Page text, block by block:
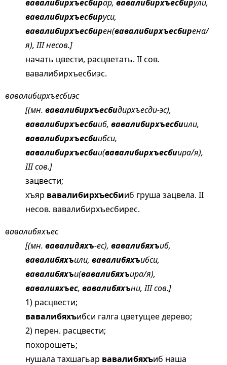
вавалибирхъесбирар, вавалибирхъесбирули,
вавалибирхъесбируси,
вавалибирхъесбирен(вавалибирхъесбирена/
я), III несов.]
начать цвести, расцветать. II сов.
вавалибирхъесбиэс.
вавалибирхъесбиэс
[(мн. вавалибирхъесбидирхъесди-эс),
вавалибирхъесбииб, вавалибирхъесбиили,
вавалибирхъесбиибси,
вавалибирхъесбии(вавалибирхъесбиира/я),
III сов.]
зацвести;
хъяр вавалибирхъесбииб груша зацвела. II
несов. вавалибирхъесбирес.
вавалибяхъес
[(мн. вавалидяхъ-ес), вавалибяхъиб,
вавалибяхъили, вавалибяхъибси,
вавалибяхъи(вавалибяхъира/я),
вавалияхъес, вавалибяхъни, III сов.]
1) расцвести;
вавалибяхъибси галга цветущее дерево;
2) перен. расцвести;
похорошеть;
нушала тахшагьар вавалибяхъиб наша